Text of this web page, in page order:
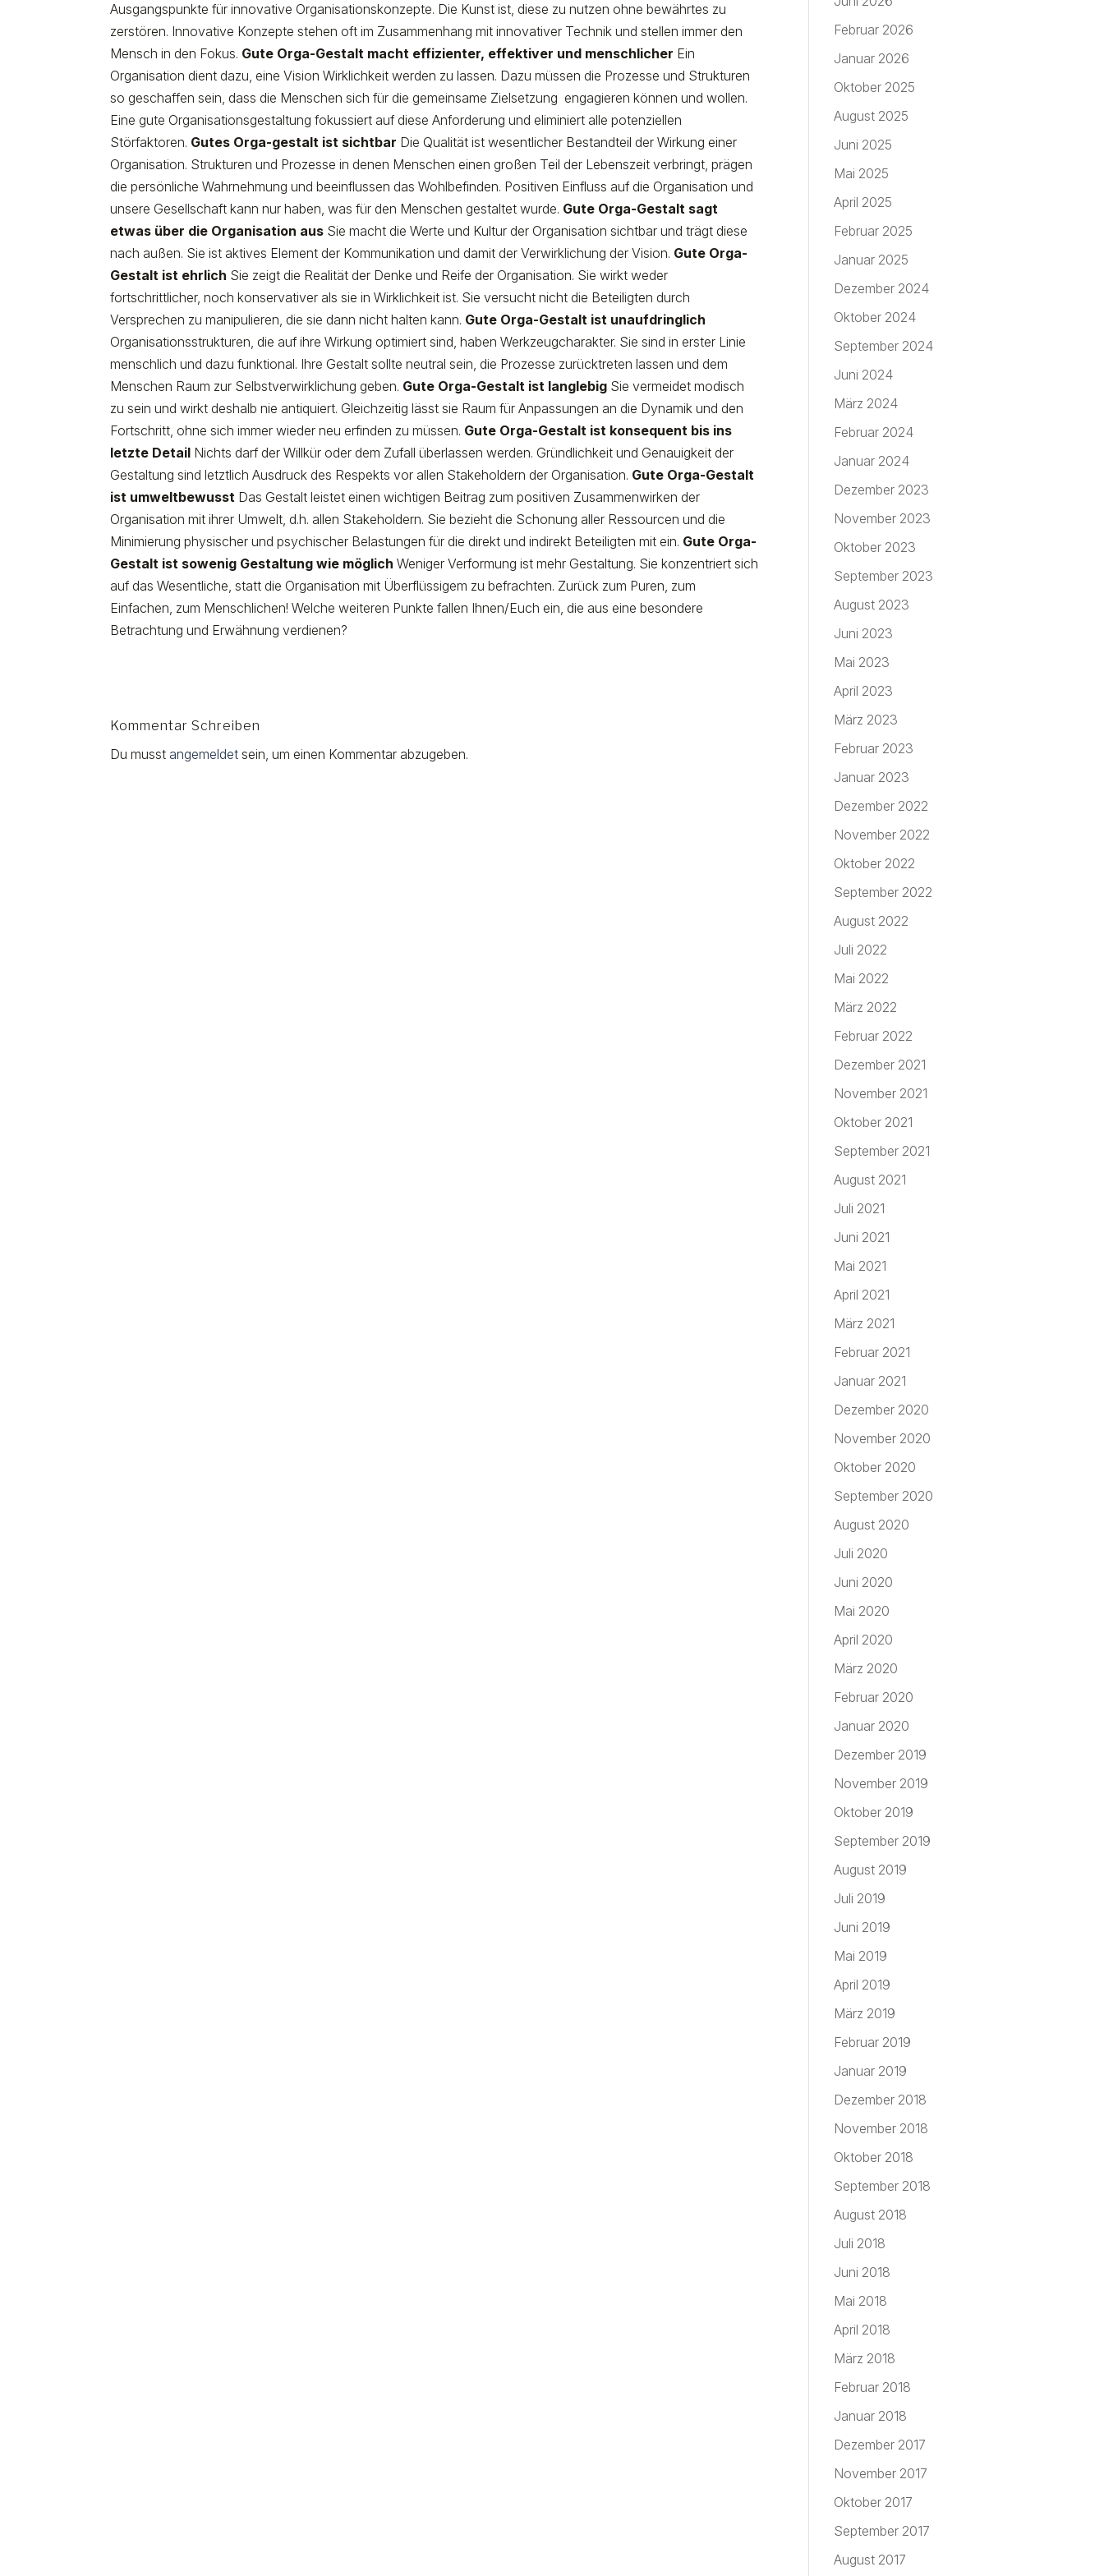
Ausgangspunkte für innovative Organisationskonzepte. Die Kunst ist, diese zu nutzen ohne bewährtes zu
zerstören. Innovative Konzepte stehen oft im Zusammenhang mit innovativer Technik und stellen immer den
Mensch in den Fokus. Gute Orga-Gestalt macht effizienter, effektiver und menschlicher Ein
Organisation dient dazu, eine Vision Wirklichkeit werden zu lassen. Dazu müssen die Prozesse und Strukturen
so geschaffen sein, dass die Menschen sich für die gemeinsame Zielsetzung engagieren können und wollen.
Eine gute Organisationsgestaltung fokussiert auf diese Anforderung und eliminiert alle potenziellen
Störfaktoren. Gutes Orga-gestalt ist sichtbar Die Qualität ist wesentlicher Bestandteil der Wirkung einer
Organisation. Strukturen und Prozesse in denen Menschen einen großen Teil der Lebenszeit verbringt, prägen
die persönliche Wahrnehmung und beeinflussen das Wohlbefinden. Positiven Einfluss auf die Organisation und
unsere Gesellschaft kann nur haben, was für den Menschen gestaltet wurde. Gute Orga-Gestalt sagt
etwas über die Organisation aus Sie macht die Werte und Kultur der Organisation sichtbar und trägt diese
nach außen. Sie ist aktives Element der Kommunikation und damit der Verwirklichung der Vision. Gute Orga-
Gestalt ist ehrlich Sie zeigt die Realität der Denke und Reife der Organisation. Sie wirkt weder
fortschrittlicher, noch konservativer als sie in Wirklichkeit ist. Sie versucht nicht die Beteiligten durch
Versprechen zu manipulieren, die sie dann nicht halten kann. Gute Orga-Gestalt ist unaufdringlich
Organisationsstrukturen, die auf ihre Wirkung optimiert sind, haben Werkzeugcharakter. Sie sind in erster Linie
menschlich und dazu funktional. Ihre Gestalt sollte neutral sein, die Prozesse zurücktreten lassen und dem
Menschen Raum zur Selbstverwirklichung geben. Gute Orga-Gestalt ist langlebig Sie vermeidet modisch
zu sein und wirkt deshalb nie antiquiert. Gleichzeitig lässt sie Raum für Anpassungen an die Dynamik und den
Fortschritt, ohne sich immer wieder neu erfinden zu müssen. Gute Orga-Gestalt ist konsequent bis ins
letzte Detail Nichts darf der Willkür oder dem Zufall überlassen werden. Gründlichkeit und Genauigkeit der
Gestaltung sind letztlich Ausdruck des Respekts vor allen Stakeholdern der Organisation. Gute Orga-Gestalt
ist umweltbewusst Das Gestalt leistet einen wichtigen Beitrag zum positiven Zusammenwirken der
Organisation mit ihrer Umwelt, d.h. allen Stakeholdern. Sie bezieht die Schonung aller Ressourcen und die
Minimierung physischer und psychischer Belastungen für die direkt und indirekt Beteiligten mit ein. Gute Orga-
Gestalt ist sowenig Gestaltung wie möglich Weniger Verformung ist mehr Gestaltung. Sie konzentriert sich
auf das Wesentliche, statt die Organisation mit Überflüssigem zu befrachten. Zurück zum Puren, zum
Einfachen, zum Menschlichen! Welche weiteren Punkte fallen Ihnen/Euch ein, die aus eine besondere
Betrachtung und Erwähnung verdienen?
Kommentar Schreiben
Du musst angemeldet sein, um einen Kommentar abzugeben.
Februar 2026
Januar 2026
Oktober 2025
August 2025
Juni 2025
Mai 2025
April 2025
Februar 2025
Januar 2025
Dezember 2024
Oktober 2024
September 2024
Juni 2024
März 2024
Februar 2024
Januar 2024
Dezember 2023
November 2023
Oktober 2023
September 2023
August 2023
Juni 2023
Mai 2023
April 2023
März 2023
Februar 2023
Januar 2023
Dezember 2022
November 2022
Oktober 2022
September 2022
August 2022
Juli 2022
Mai 2022
März 2022
Februar 2022
Dezember 2021
November 2021
Oktober 2021
September 2021
August 2021
Juli 2021
Juni 2021
Mai 2021
April 2021
März 2021
Februar 2021
Januar 2021
Dezember 2020
November 2020
Oktober 2020
September 2020
August 2020
Juli 2020
Juni 2020
Mai 2020
April 2020
März 2020
Februar 2020
Januar 2020
Dezember 2019
November 2019
Oktober 2019
September 2019
August 2019
Juli 2019
Juni 2019
Mai 2019
April 2019
März 2019
Februar 2019
Januar 2019
Dezember 2018
November 2018
Oktober 2018
September 2018
August 2018
Juli 2018
Juni 2018
Mai 2018
April 2018
März 2018
Februar 2018
Januar 2018
Dezember 2017
November 2017
Oktober 2017
September 2017
August 2017